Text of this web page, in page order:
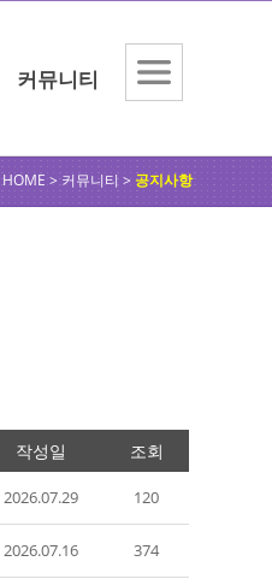
커뮤니티
HOME > 커뮤니티 > 공지사항
작성일 조회
2026.07.29 120
2026.07.16 374